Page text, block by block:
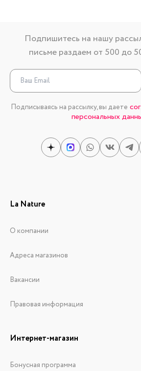
Подпишитесь на нашу
письме раздаем от 500 до
Подписываясь на рассылку, вы даете
персональных
La Nature
О компании
Адреса магазинов
Вакансии
Правовая информация
Интернет-магазин
Бонусная программа